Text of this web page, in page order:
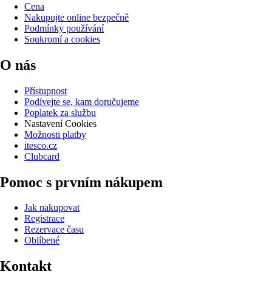
Cena
Nakupujte online bezpečně
Podmínky používání
Soukromí a cookies
O nás
Přístupnost
Podívejte se, kam doručujeme
Poplatek za službu
Nastavení Cookies
Možnosti platby
itesco.cz
Clubcard
Pomoc s prvním nákupem
Jak nakupovat
Registrace
Rezervace času
Oblíbené
Kontakt